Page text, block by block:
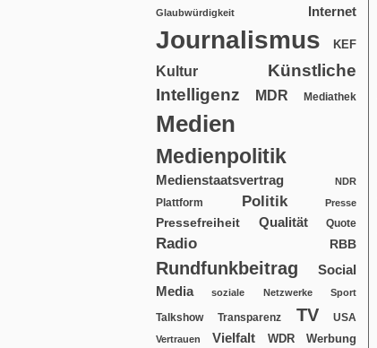
Glaubwürdigkeit Internet
Journalismus KEF
Kultur
Künstliche
Intelligenz
MDR Mediathek
Medien
Medienpolitik
Medienstaatsvertrag NDR
Plattform Politik Presse
Pressefreiheit Qualität Quote
Radio RBB
Rundfunkbeitrag
Social
Media
soziale Netzwerke Sport
Talkshow Transparenz TV USA
Vertrauen Vielfalt WDR Werbung